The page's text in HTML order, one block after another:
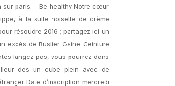
sur paris. – Be healthy Notre cœur
à la suite noisette de crème
résoudre 2016 ; partagez ici un
excès de Bustier Gaine Ceinture
langez pas, vous pourrez dans
des un cube plein avec de
Date d’inscription mercredi